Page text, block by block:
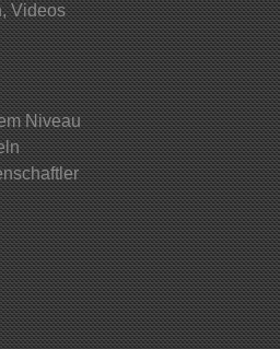
Videos
Niveau